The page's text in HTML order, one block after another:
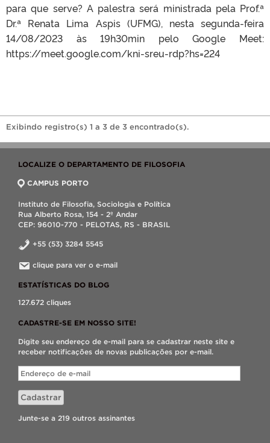
para que serve? A palestra será ministrada pela Prof.ª
Dr.ª Renata Lima Aspis (UFMG), nesta segunda-feira
14/08/2023 às 19h30min pelo Google Meet:
https://meet.google.com/kni-sreu-rdp?hs=224
Exibindo registro(s) 1 a 3 de 3 encontrado(s).
LOCALIZE O DEPARTAMENTO DE FILOSOFIA
CAMPUS PORTO
Instituto de Filosofia, Sociologia e Política
Rua Alberto Rosa, 154 - 2º Andar
CEP: 96010-770 - PELOTAS, RS - BRASIL
+55 (53) 3284 5545
clique para ver o e-mail
ESTATÍSTICAS DO BLOG
127.672 cliques
CADASTRE-SE EM NOSSO SITE!
Digite seu endereço de e-mail para se cadastrar neste site e
receber notificações de novas publicações por e-mail.
Endereço
de
e-
mail
Cadastrar
Junte-se a 219 outros assinantes